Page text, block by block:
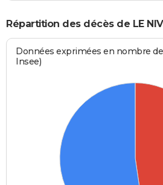
Répartition des décès de LE
Données exprimées en nombre de
Insee)